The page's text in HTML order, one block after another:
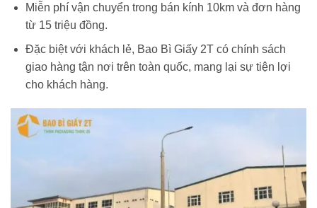
Miễn phí vận chuyển trong bán kính 10km và đơn hàng
từ 15 triệu đồng.
Đặc biệt với khách lẻ, Bao Bì Giấy 2T có chính sách
giao hàng tận nơi trên toàn quốc, mang lại sự tiện lợi
cho khách hàng.